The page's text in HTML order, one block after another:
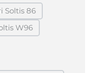
Soltis 86
(Diese Option ist zurzeit
verfügbar.)
W96
(Diese Option ist zurzeit
nicht verfügbar.)
nicht verfügbar.)